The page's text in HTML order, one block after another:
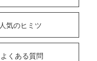
人気のヒミツ
よくある質問